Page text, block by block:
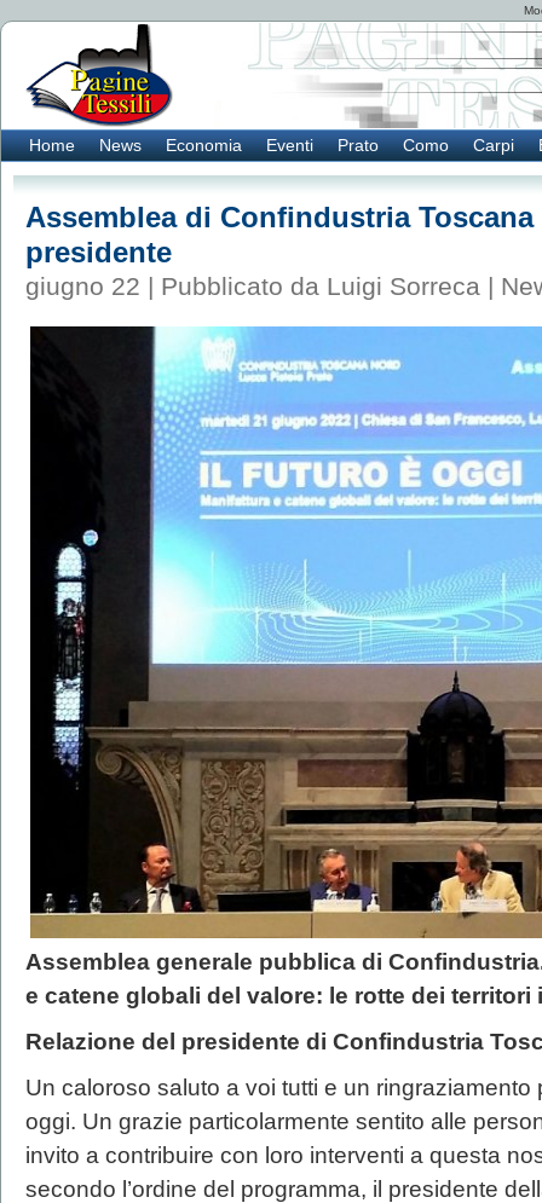
Home News Economia Eventi Prato Como Carpi
Assemblea di Confindustria
presidente
giugno 22 | Pubblicato da Luigi Sorreca |
Assemblea generale pubblica di
e catene globali del valore: le rotte dei
Relazione del presidente di Confindustria
Un caloroso saluto a voi tutti e un
oggi. Un grazie particolarmente sentito alle
invito a contribuire con loro interventi a questa
secondo l’ordine del programma, il presidente